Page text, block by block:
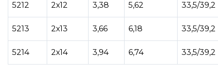
5212 2х12 3,38 5,62 33,5/39,2
5213 2х13 3,66 6,18 33,5/39,2
5214 2х14 3,94 6,74 33,5/39,2